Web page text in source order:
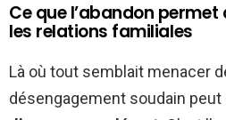
Ce que l’abandon
les relations familiales
Là où tout semblait menacer
désengagement soudain